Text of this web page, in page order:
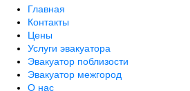
Главная
Контакты
Цены
Услуги эвакуатора
Эвакуатор поблизости
Эвакуатор межгород
О нас